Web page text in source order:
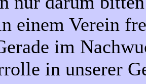
einem Verein
im
in unserer